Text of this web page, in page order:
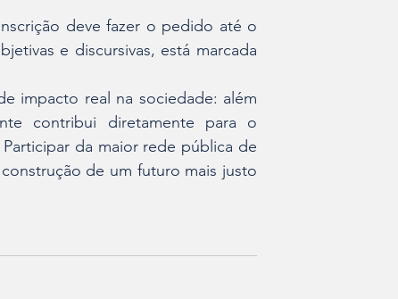
deve fazer o pedido até o
e discursivas, está marcada
impacto real na sociedade: além
contribui diretamente para o
da maior rede pública de
de um futuro mais justo